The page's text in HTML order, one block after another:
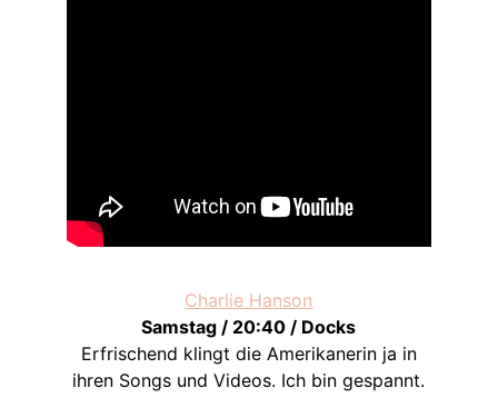
Charlie Hanson
Samstag / 20:40 / Docks
Erfrischend klingt die Amerikanerin ja in
ihren Songs und Videos. Ich bin gespannt.